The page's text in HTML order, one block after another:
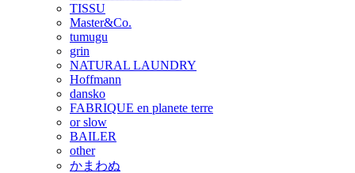
TISSU
Master&Co.
tumugu
grin
NATURAL LAUNDRY
Hoffmann
dansko
FABRIQUE en planete terre
or slow
BAILER
other
かまわぬ